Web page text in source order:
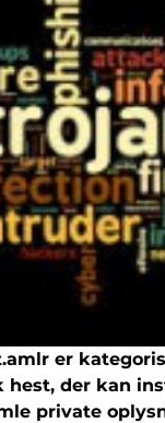
er
hest, der kan
private